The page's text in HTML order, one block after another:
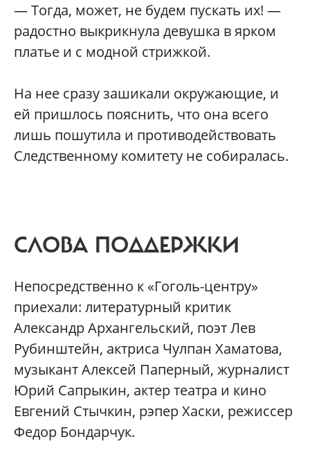
— Тогда, может, не будем пускать их! —
радостно выкрикнула девушка в ярком
платье и с модной стрижкой.
На нее сразу зашикали окружающие, и
ей пришлось пояснить, что она всего
лишь пошутила и противодействовать
Следственному комитету не собиралась.
СЛОВА ПОДДЕРЖКИ
Непосредственно к «Гоголь-центру»
приехали: литературный критик
Александр Архангельский, поэт Лев
Рубинштейн, актриса Чулпан Хаматова,
музыкант Алексей Паперный, журналист
Юрий Сапрыкин, актер театра и кино
Евгений Стычкин, рэпер Хаски, режиссер
Федор Бондарчук.